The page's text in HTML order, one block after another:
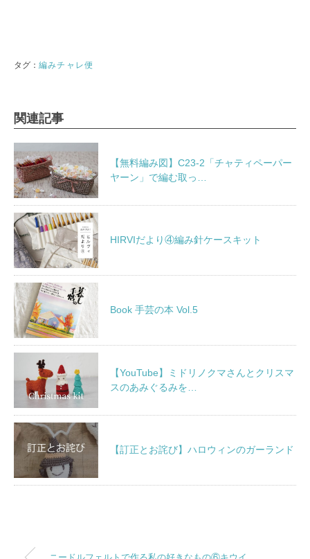
編みチャレ便
関連記事
【無料編み図】C23-2「チャティペーパー
ヤーン」で編む取っ…
HIRVIだより④編み針ケースキット
Book 手芸の本 Vol.5
【YouTube】ミドリノクマさんとクリスマ
スのあみぐるみを…
【訂正とお詫び】ハロウィンのガーランド